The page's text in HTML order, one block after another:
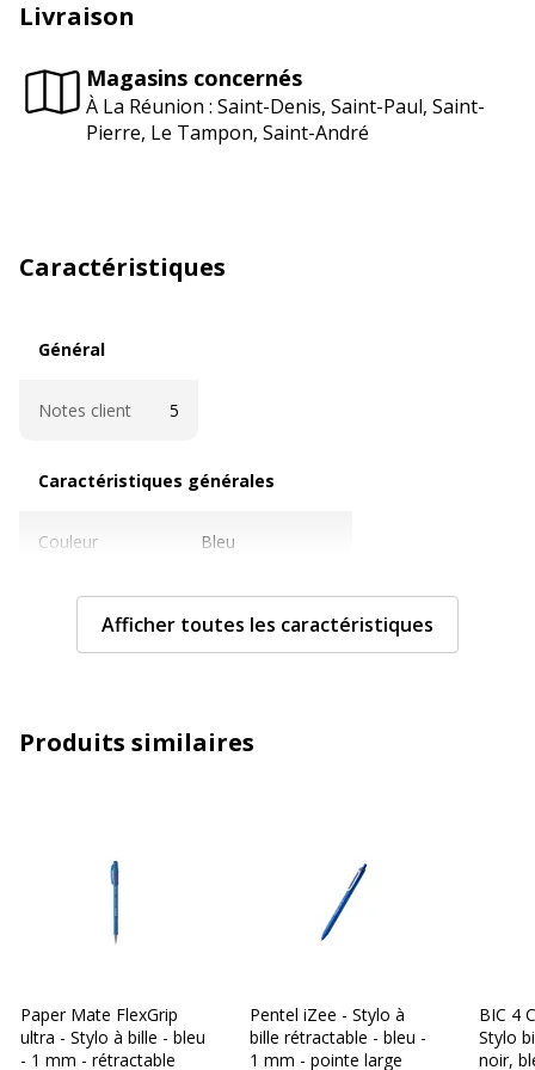
Livraison
Magasins concernés
À La Réunion : Saint-Denis, Saint-Paul, Saint-
Pierre, Le Tampon, Saint-André
Caractéristiques
Général
Notes client 5
Caractéristiques générales
Couleur Bleu
Quantité incluse 1
Clip poche
Couleur d'écriture Bleu
Fonctionnalités
Code barres
Encre séchage rapide
Afficher toutes les caractéristiques
Produits similaires
Paper Mate FlexGrip
ultra - Stylo à bille - bleu
- 1 mm - rétractable
Pentel iZee - Stylo à
bille rétractable - bleu -
1 mm - pointe large
BIC 4
Stylo
noir,